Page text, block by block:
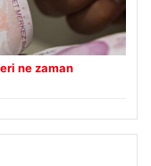
ne zaman